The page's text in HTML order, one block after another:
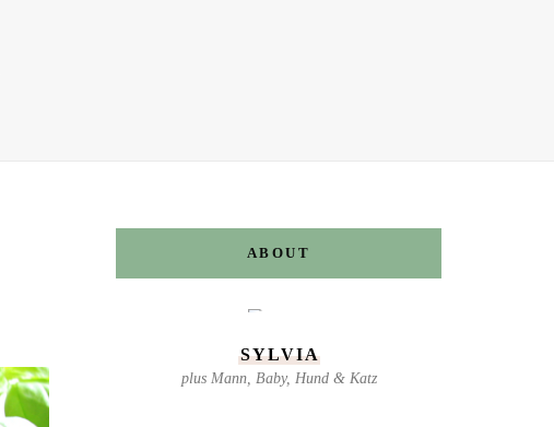
ABOUT
SYLVIA
plus Mann, Baby, Hund & Katz